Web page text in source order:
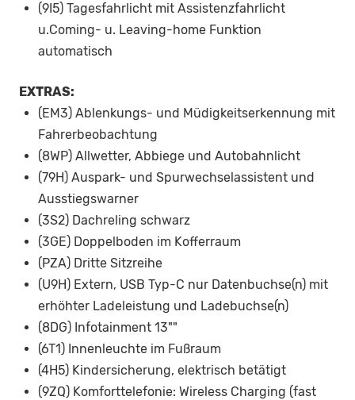
(9I5) Tagesfahrlicht mit Assistenzfahrlicht
u.Coming- u. Leaving-home Funktion
automatisch
EXTRAS:
(EM3) Ablenkungs- und Müdigkeitserkennung mit
Fahrerbeobachtung
(8WP) Allwetter, Abbiege und Autobahnlicht
(79H) Auspark- und Spurwechselassistent und
Ausstiegswarner
(3S2) Dachreling schwarz
(3GE) Doppelboden im Kofferraum
(PZA) Dritte Sitzreihe
(U9H) Extern, USB Typ-C nur Datenbuchse(n) mit
erhöhter Ladeleistung und Ladebuchse(n)
(8DG) Infotainment 13""
(6T1) Innenleuchte im Fußraum
(4H5) Kindersicherung, elektrisch betätigt
(9ZQ) Komforttelefonie: Wireless Charging (fast